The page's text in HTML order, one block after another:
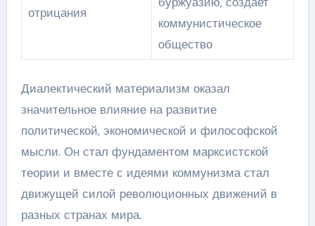
отрицания
коммунистическое
общество
Диалектический материализм оказал
значительное влияние на развитие
политической, экономической и философской
мысли. Он стал фундаментом марксистской
теории и вместе с идеями коммунизма стал
движущей силой революционных движений в
разных странах мира.